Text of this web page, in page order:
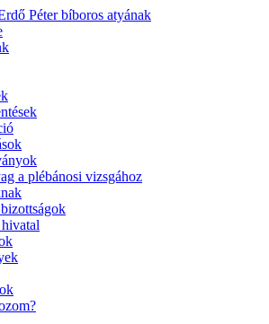
Péter bíboros atyának
a plébánosi vizsgához